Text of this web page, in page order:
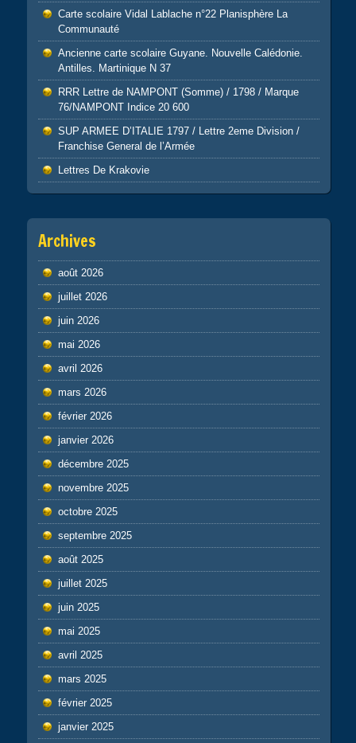
Carte scolaire Vidal Lablache n°22 Planisphère La
Communauté
Ancienne carte scolaire Guyane. Nouvelle Calédonie.
Antilles. Martinique N 37
RRR Lettre de NAMPONT (Somme) / 1798 / Marque
76/NAMPONT Indice 20 600
SUP ARMEE D’ITALIE 1797 / Lettre 2eme Division /
Franchise General de l’Armée
Lettres De Krakovie
Archives
août 2026
juillet 2026
juin 2026
mai 2026
avril 2026
mars 2026
février 2026
janvier 2026
décembre 2025
novembre 2025
octobre 2025
septembre 2025
août 2025
juillet 2025
juin 2025
mai 2025
avril 2025
mars 2025
février 2025
janvier 2025